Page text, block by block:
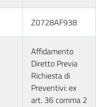
Z0728AF938
Affidamento
Diretto Previa
Richiesta di
Preventivi: ex
art. 36 comma 2